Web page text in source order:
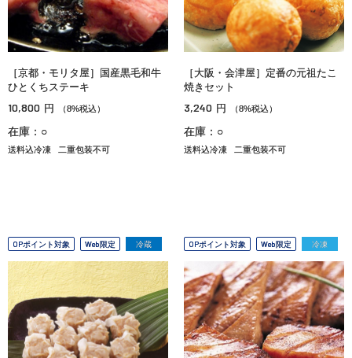
［京都・モリタ屋］国産黒毛和牛
ひとくちステーキ
10,800 円 （8%税込）
在庫：○
送料込冷凍 二重包装不可
［大阪・会津屋］定番の元祖たこ
焼きセット
3,240 円 （8%税込）
在庫：○
送料込冷凍 二重包装不可
OPポイント対象 Web限定 冷蔵 OPポイント対象 Web限定 冷凍